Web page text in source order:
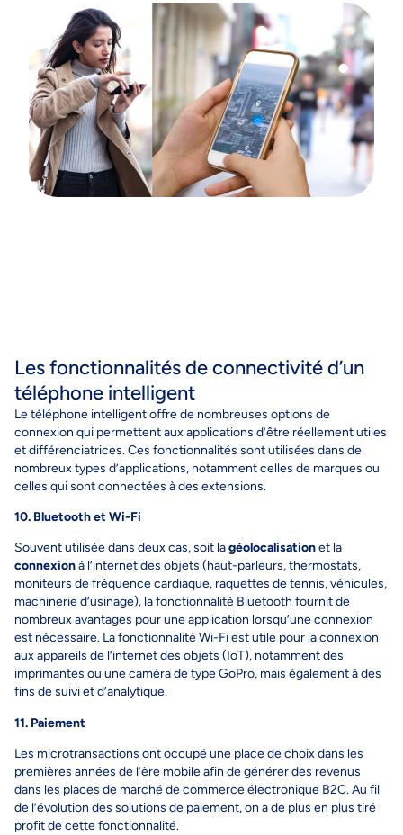
Les fonctionnalités de connectivité d’un
téléphone intelligent
Le téléphone intelligent offre de nombreuses options de
connexion qui permettent aux applications d’être réellement utiles
et différenciatrices. Ces fonctionnalités sont utilisées dans de
nombreux types d’applications, notamment celles de marques ou
celles qui sont connectées à des extensions.
10. Bluetooth et Wi-Fi
Souvent utilisée dans deux cas, soit lagéolocalisationet la
connexionà l’internet des objets (haut-parleurs, thermostats,
moniteurs de fréquence cardiaque, raquettes de tennis, véhicules,
machinerie d’usinage), la fonctionnalité Bluetooth fournit de
nombreux avantages pour une application lorsqu’une connexion
est nécessaire. La fonctionnalité Wi-Fi est utile pour la connexion
aux appareils de l’internet des objets (IoT), notamment des
imprimantes ou une caméra de type GoPro, mais également à des
fins de suivi et d’analytique.
11. Paiement
Les microtransactions ont occupé une place de choix dans les
premières années de l’ère mobile afin de générer des revenus
dans les places de marché de commerce électronique B2C. Au fil
de l’évolution des solutions de paiement, on a de plus en plus tiré
profit de cette fonctionnalité.